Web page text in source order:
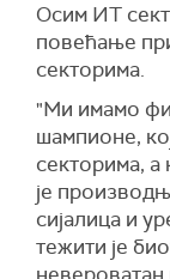
Осим ИТ
повећање
секторима.
"Ми имамо
шампионе,
секторима, а
је
сијалица и
тежити је